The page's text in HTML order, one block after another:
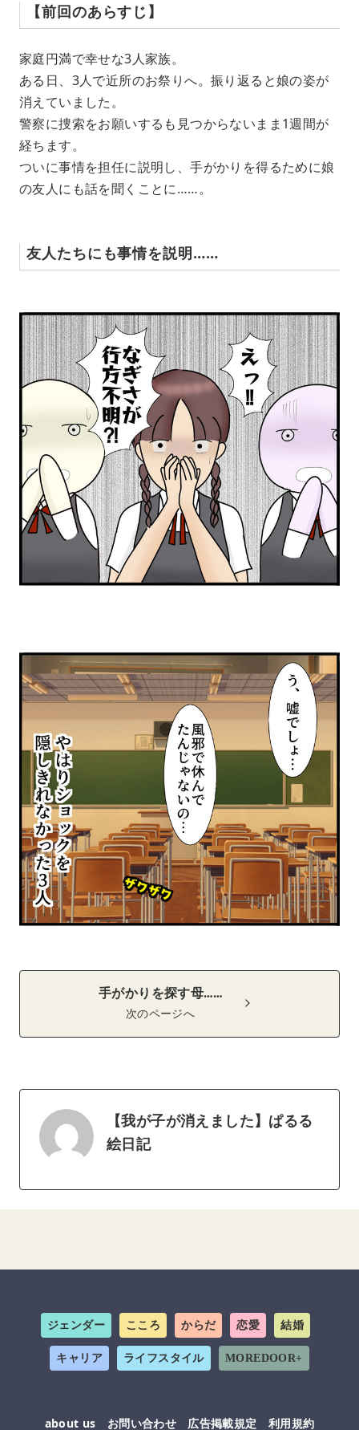
【前回のあらすじ】
家庭円満で幸せな3人家族。
ある日、3人で近所のお祭りへ。振り返ると娘の姿が
消えていました。
警察に捜索をお願いするも見つからないまま1週間が
経ちます。
ついに事情を担任に説明し、手がかりを得るために娘
の友人にも話を聞くことに……。
友人たちにも事情を説明……
手がかりを探す母……
次のページへ
【我が子が消えました】ぱるる
絵日記
ジェンダー こころ からだ 恋愛 結婚
キャリア ライフスタイル MOREDOOR+
about us お問い合わせ 広告掲載規定 利用規約